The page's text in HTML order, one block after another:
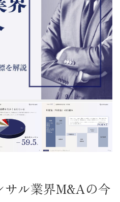
サル業界M&Aの今